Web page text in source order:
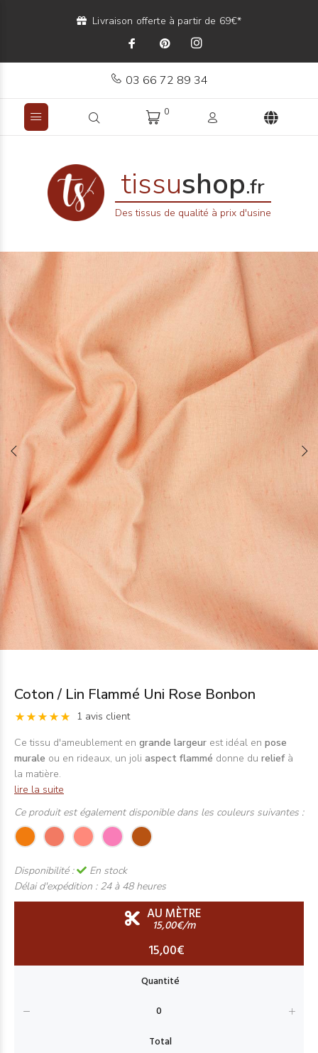
Livraison offerte à partir de 69€*
03 66 72 89 34
0
tissushop.fr
Des tissus de qualité à prix d'usine
Coton / Lin Flammé Uni Rose Bonbon
1 avis client
Ce tissu d'ameublement en grande largeur est idéal en pose
murale ou en rideaux, un joli aspect flammé donne du reliefà
la matière.
lire la suite
Ce produit est également disponible dans les couleurs suivantes :
Disponibilité :
En stock
Délai d'expédition : 24 à 48 heures
AU MÈTRE
15,00€/m
15,00€